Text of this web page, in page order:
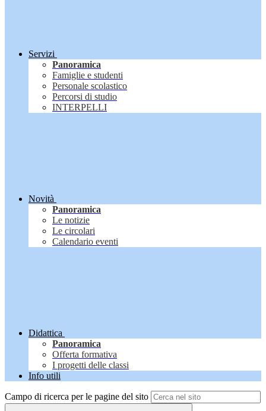
Servizi
Panoramica
Famiglie e studenti
Personale scolastico
Percorsi di studio
INTERPELLI
Novità
Panoramica
Le notizie
Le circolari
Calendario eventi
Didattica
Panoramica
Offerta formativa
I progetti delle classi
Info utili
Campo di ricerca per le pagine del sito